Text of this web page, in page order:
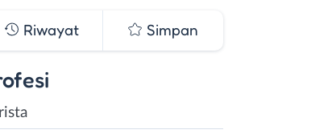
Riwayat Simpan